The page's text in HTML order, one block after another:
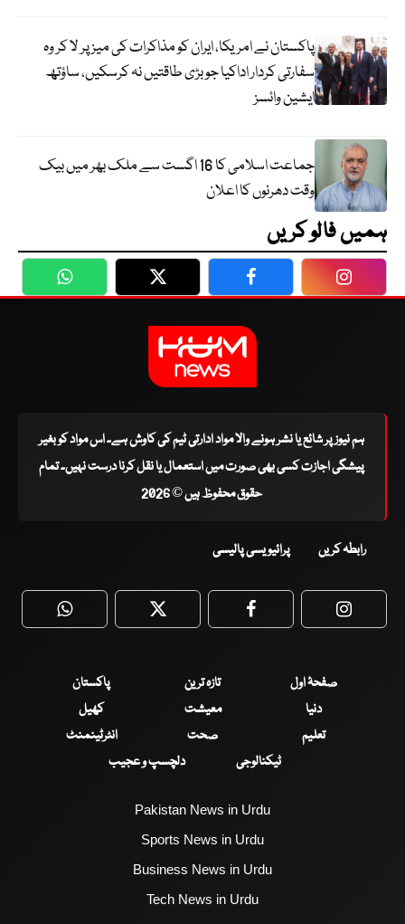
پاکستان نے امریکا، ایران کو مذاکرات کی میز پر لا کر وہ
سفارتی کردار اداکیا جو بڑی طاقتیں نہ کرسکیں، ساؤتھ
ایشین وائسز
جماعت اسلامی کا 16 اگست سے ملک بھر میں بیک
وقت دھرنوں کا اعلان
ہمیں فالو کریں
WhatsApp Twitter Facebook
ہم نیوز پر شائع یا نشر ہونے والا مواد ادارتی ٹیم کی کاوش ہے۔ اس مواد کو بغیر
پیشگی اجازت کسی بھی صورت میں استعمال یا نقل کرنا درست نہیں۔ تمام
حقوق محفوظ ہیں © 2026
رابطہ کریں پرائیویسی پالیسی
WhatsApp Twitter Facebook
صفحۂ اول تازہ ترین
پاکستان
دنیا
معیشت
کھیل
تعلیم
صحت
انٹرٹینمنٹ
ٹیکنالوجی
دلچسپ و عجیب
Pakistan News in Urdu
Sports News in Urdu
Business News in Urdu
Tech News in Urdu